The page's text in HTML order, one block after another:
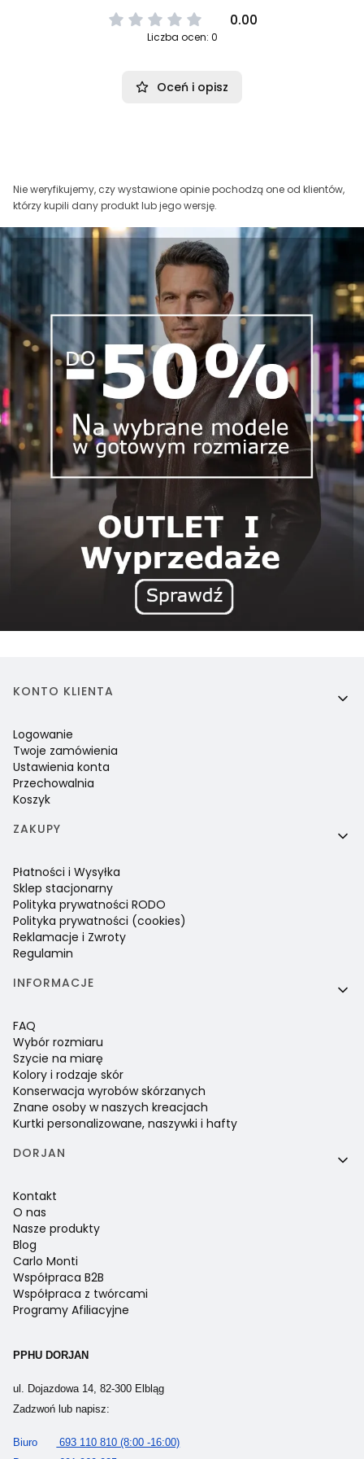
0.00
Liczba ocen: 0
Oceń i opisz
Nie weryfikujemy, czy wystawione opinie pochodzą one od klientów,
którzy kupili dany produkt lub jego wersję.
Linki w stopce
KONTO KLIENTA
Logowanie
Twoje zamówienia
Ustawienia konta
Przechowalnia
Koszyk
ZAKUPY
Płatności i Wysyłka
Sklep stacjonarny
Polityka prywatności RODO
Polityka prywatności (cookies)
Reklamacje i Zwroty
Regulamin
INFORMACJE
FAQ
Wybór rozmiaru
Szycie na miarę
Kolory i rodzaje skór
Konserwacja wyrobów skórzanych
Znane osoby w naszych kreacjach
Kurtki personalizowane, naszywki i hafty
DORJAN
Kontakt
O nas
Nasze produkty
Blog
Carlo Monti
Współpraca B2B
Współpraca z twórcami
Programy Afiliacyjne
PPHU DORJAN
ul. Dojazdowa 14, 82-300 Elbląg
Zadzwoń lub napisz:
Biuro
693 110 810 (8:00 -16:00)